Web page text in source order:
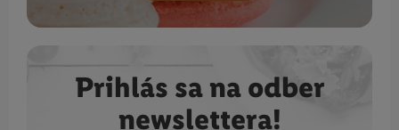
Prihlás sa na odber
newslettera!